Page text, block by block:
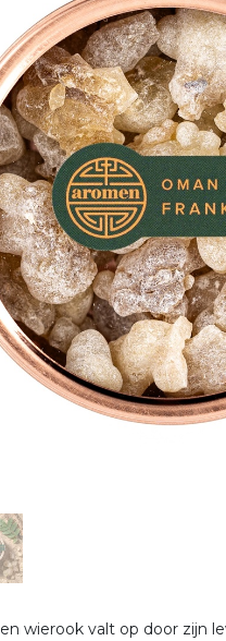
wierook valt op door zijn